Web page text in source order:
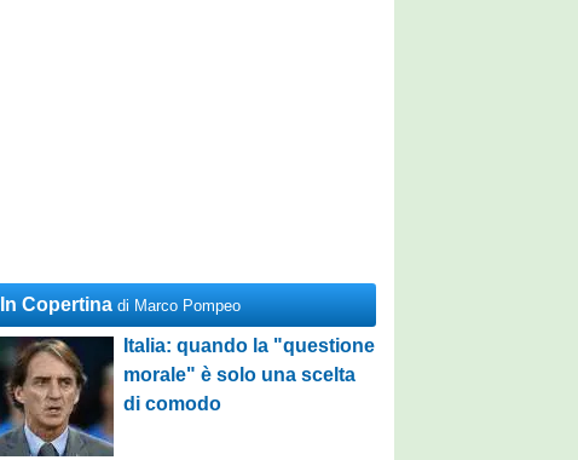
In Copertina di Marco Pompeo
Italia: quando la "questione
morale" è solo una scelta
di comodo